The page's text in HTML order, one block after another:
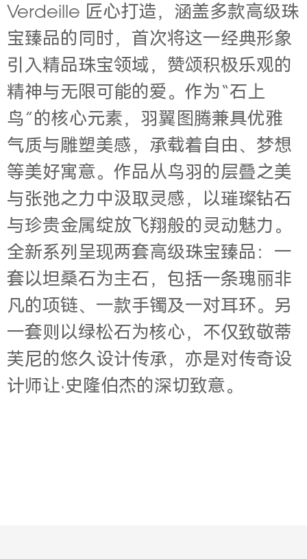
Verdeille 匠心打造，涵盖多款高级珠
宝臻品的同时，首次将这一经典形象
引入精品珠宝领域，赞颂积极乐观的
精神与无限可能的爱。作为“石上
鸟”的核心元素，羽翼图腾兼具优雅
气质与雕塑美感，承载着自由、梦想
等美好寓意。作品从鸟羽的层叠之美
与张弛之力中汲取灵感，以璀璨钻石
与珍贵金属绽放飞翔般的灵动魅力。
全新系列呈现两套高级珠宝臻品：一
套以坦桑石为主石，包括一条瑰丽非
凡的项链、一款手镯及一对耳环。另
一套则以绿松石为核心，不仅致敬蒂
芙尼的悠久设计传承，亦是对传奇设
计师让·史隆伯杰的深切致意。